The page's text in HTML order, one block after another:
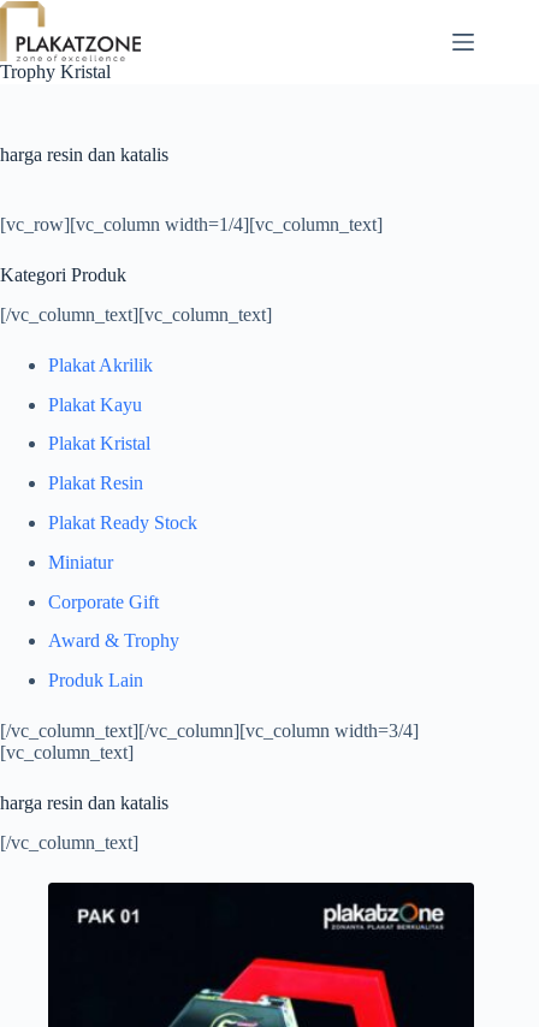
Skip
content
Trophy Kristal
harga resin dan katalis
[vc_row][vc_column width=1/4][vc_column_text]
Kategori Produk
[/vc_column_text][vc_column_text]
Plakat Akrilik
Plakat Kayu
Plakat Kristal
Plakat Resin
Plakat Ready Stock
Miniatur
Corporate Gift
Award & Trophy
Produk Lain
[/vc_column_text][/vc_column][vc_column width=3/4]
[vc_column_text]
harga resin dan katalis
[/vc_column_text]